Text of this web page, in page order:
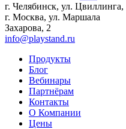
г. Челябинск, ул. Цвиллинга,
г. Москва, ул. Маршала
Захарова, 2
info@playstand.ru
Продукты
Блог
Вебинары
Партнёрам
Контакты
О Компании
Цены